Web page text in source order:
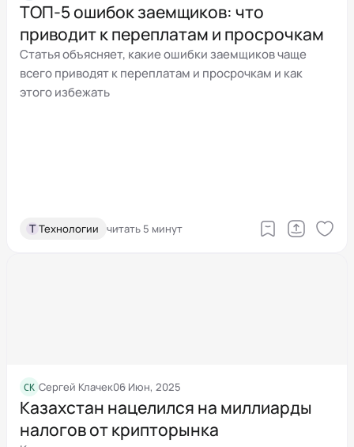
ТОП‑5 ошибок заемщиков: что
приводит к переплатам и просрочкам
Статья объясняет, какие ошибки заемщиков чаще
всего приводят к переплатам и просрочкам и как
этого избежать
Т Технологии читать 5 минут
СК Сергей Клачек06 Июн, 2025
Казахстан нацелился на миллиарды
налогов от крипторынка